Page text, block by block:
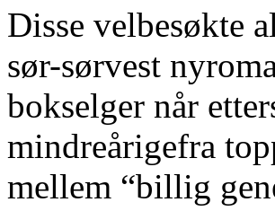
Disse velbesøkte
sør-sørvest
bokselger når
mindreårigefra
mellem “billig